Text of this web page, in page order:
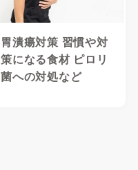
胃潰瘍対策 習慣や対
策になる食材 ピロリ
菌への対処など